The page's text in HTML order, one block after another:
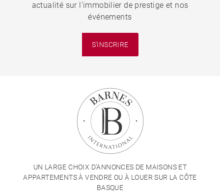
actualité sur l'immobilier de prestige et nos
événements
S'INSCRIRE
UN LARGE CHOIX D'ANNONCES DE MAISONS ET
APPARTEMENTS À VENDRE OU À LOUER SUR LA CÔTE
BASQUE